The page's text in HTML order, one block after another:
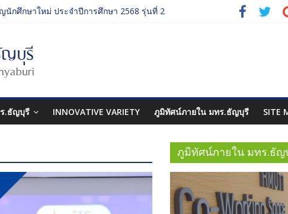
กศึกษาใหม่ ประจำปีการศึกษา 2568 รุ่นที่ 2
กศึกษาใหม่ ประจำปีการศึกษา 2568 รุ่นที่ 3
.ธัญบุรี INNOVATIVE VARIETY ภูมิทัศน์ภายใน มทร.ธัญบุรี SITE
ภูมิทัศน์ภายใน มทร.ธัญ